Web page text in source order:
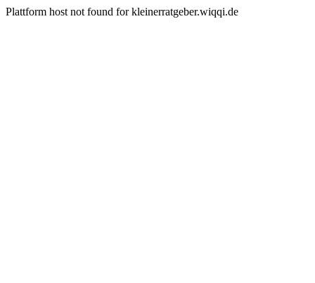
Plattform host not found for kleinerratgeber.wiqqi.de